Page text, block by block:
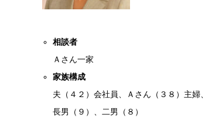
相談者
Ａさん一家
家族構成
夫（４２）会社員、Ａさん（３８）主婦、
長男（９）、二男（８）